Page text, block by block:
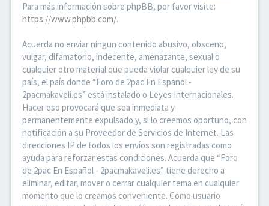
Para más información sobre phpBB, por favor visite:
https://www.phpbb.com/.
Acuerda no enviar ningun contenido abusivo, obsceno,
vulgar, difamatorio, indecente, amenazante, sexual o
cualquier otro material que pueda violar cualquier ley de su
país, el país donde “Foro de 2pac En Español -
2pacmakaveli.es” está instalado o Leyes Internacionales.
Hacer eso provocará que sea inmediata y
permanentemente expulsado y, si lo creemos oportuno, con
notificación a su Proveedor de Servicios de Internet. Las
direcciones IP de todos los envíos son registradas como
ayuda para reforzar estas condiciones. Acuerda que “Foro
de 2pac En Español - 2pacmakaveli.es” tiene derecho a
eliminar, editar, mover o cerrar cualquier tema en cualquier
momento que lo creamos conveniente. Como usuario